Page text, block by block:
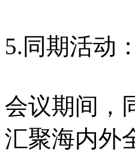
5.同期活动
会议期间，
汇聚海内外